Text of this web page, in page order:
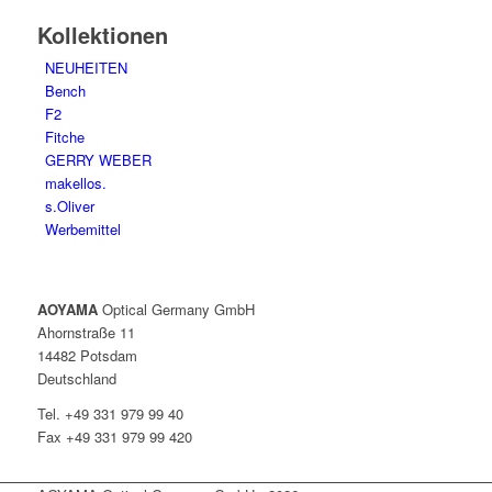
Kollektionen
NEUHEITEN
Bench
F2
Fitche
GERRY WEBER
makellos.
s.Oliver
Werbemittel
AOYAMAOptical Germany GmbH
Ahornstraße 11
14482 Potsdam
Deutschland
Tel. +49 331 979 99 40
Fax +49 331 979 99 420